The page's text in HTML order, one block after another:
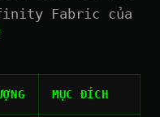
Fabric của
MỤC ĐÍCH